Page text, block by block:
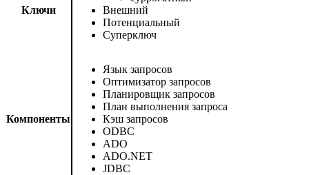
Ключи
Внешний
Потенциальный
Суперключ
Компоненты
Язык запросов
Оптимизатор запросов
Планировщик запросов
План выполнения запроса
Кэш запросов
ODBC
ADO
ADO.NET
JDBC